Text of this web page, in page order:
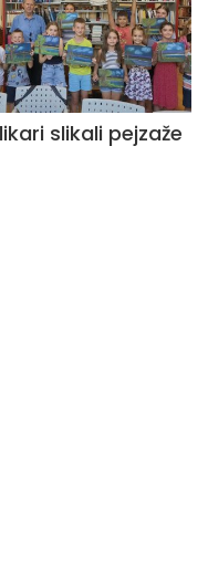
slikali pejzaže